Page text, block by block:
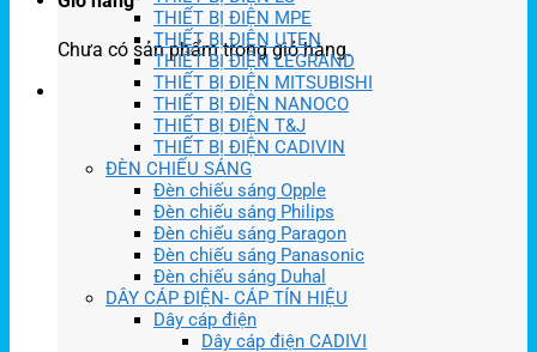
Chưa có sản phẩm trong giỏ hàng.
THIẾT BỊ ĐIỆN MPE
THIẾT BỊ ĐIỆN UTEN
THIẾT BỊ ĐIỆN LEGRAND
THIẾT BỊ ĐIỆN MITSUBISHI
THIẾT BỊ ĐIỆN NANOCO
THIẾT BỊ ĐIỆN T&J
THIẾT BỊ ĐIỆN CADIVIN
ĐÈN CHIẾU SÁNG
Đèn chiếu sáng Opple
Đèn chiếu sáng Philips
Đèn chiếu sáng Paragon
Đèn chiếu sáng Panasonic
Đèn chiếu sáng Duhal
DÂY CÁP ĐIỆN- CÁP TÍN HIỆU
Dây cáp điện
Dây cáp điện CADIVI